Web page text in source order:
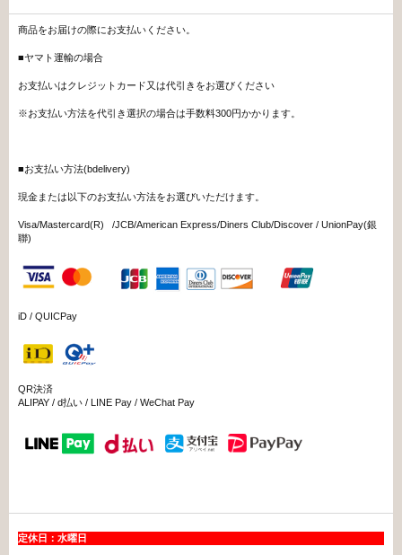
商品をお届けの際にお支払いください。
■ヤマト運輸の場合
お支払いはクレジットカード又は代引きをお選びください
※お支払い方法を代引き選択の場合は手数料300円かかります。
■お支払い方法(bdelivery)
現金または以下のお支払い方法をお選びいただけます。
Visa/Mastercard(R) /JCB/American Express/Diners Club/Discover / UnionPay(銀
聯)
iD / QUICPay
QR決済
ALIPAY / d払い / LINE Pay / WeChat Pay
定休日：水曜日